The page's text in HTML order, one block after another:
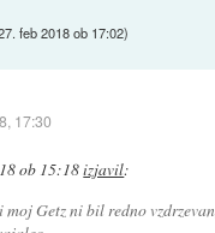
feb 2018 ob 17:02)
17:30
ob 15:18izjavil:
Getz ni bil redno